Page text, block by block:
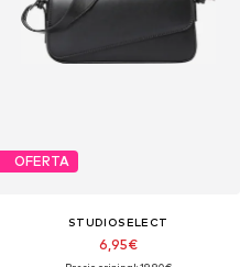
OFERTA
STUDIOSELECT
6,95€